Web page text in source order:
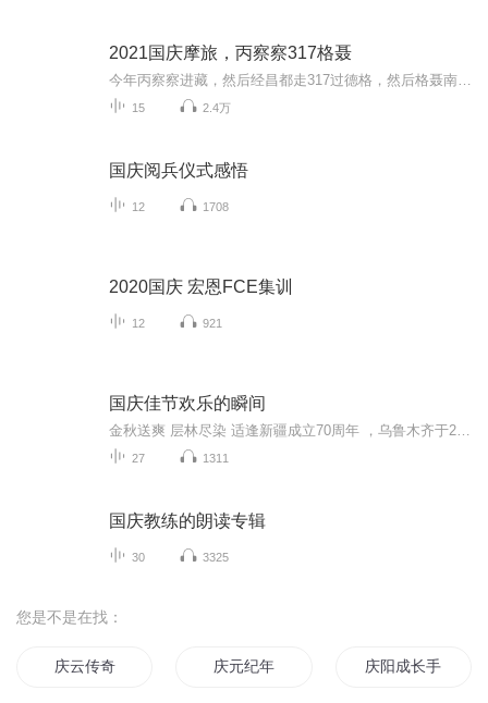
2021国庆摩旅，丙察察317格聂
15 2.4万
国庆阅兵仪式感悟
12 1708
2020国庆 宏恩FCE集训
12 921
国庆佳节欢乐的瞬间
27 1311
国庆教练的朗读专辑
30 3325
您是不是在找：
庆云传奇 庆元纪年 庆阳成长手札